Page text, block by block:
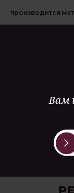
Вам
производится
аперитив,